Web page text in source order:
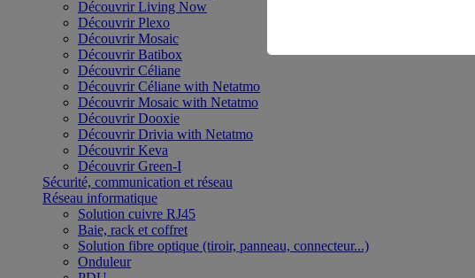
Découvrir Living Now
Découvrir Plexo
Découvrir Mosaic
Découvrir Batibox
Découvrir Céliane
Découvrir Céliane with Netatmo
Découvrir Mosaic with Netatmo
Découvrir Dooxie
Découvrir Drivia with Netatmo
Découvrir Keva
Découvrir Green-I
Sécurité, communication et réseau
Réseau informatique
Solution cuivre RJ45
Baie, rack et coffret
Solution fibre optique (tiroir, panneau, connecteur...)
Onduleur